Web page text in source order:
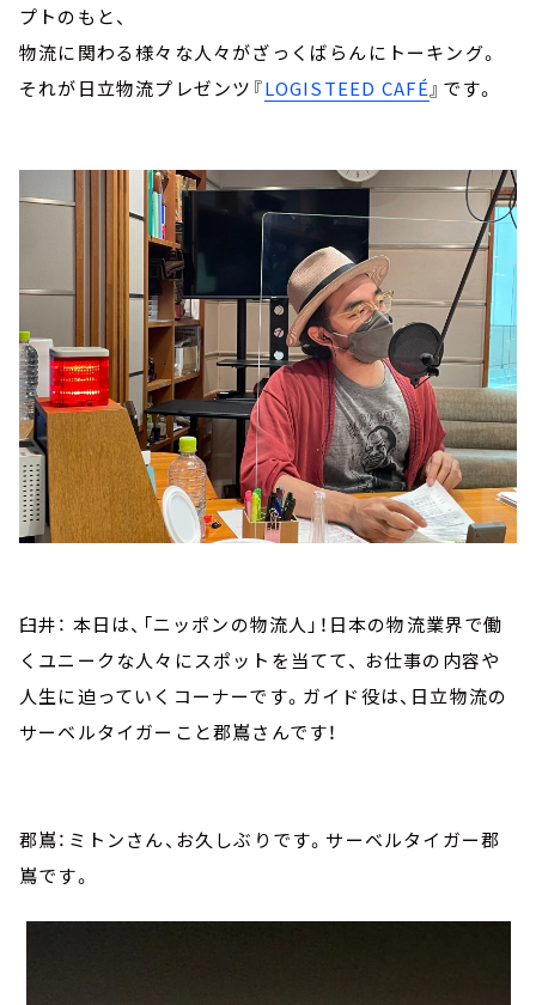
プトのもと、
物流に関わる様々な人々がざっくばらんにトーキング。
それが日立物流プレゼンツ『LOGISTEED CAFÉ』です。
臼井： 本日は、「ニッポンの物流人」！日本の物流業界で働
くユニークな人々にスポットを当てて、 お仕事の内容や
人生に迫っていくコーナーです。ガイド役は、日立物流の
サーベルタイガーこと郡嶌さんです！
郡嶌：ミトンさん、お久しぶりです。サーベルタイガー郡
嶌です。